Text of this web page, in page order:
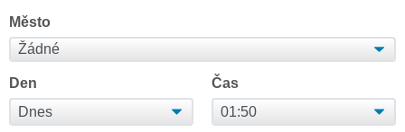
Město
Den Čas